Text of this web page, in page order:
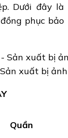
Dưới đây là
phục bảo
xuất bị
Quần